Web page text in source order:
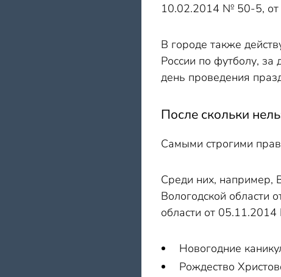
10.02.2014 № 50-5, от
В городе также
России по футболу,
день проведения
После скольки
Самыми строгими
Среди них, например,
Вологодской
области от
Новогодние
Рождество